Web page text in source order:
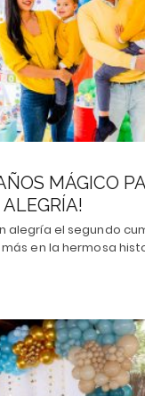
MÁGICO
alegría el segundo
en la hermosa